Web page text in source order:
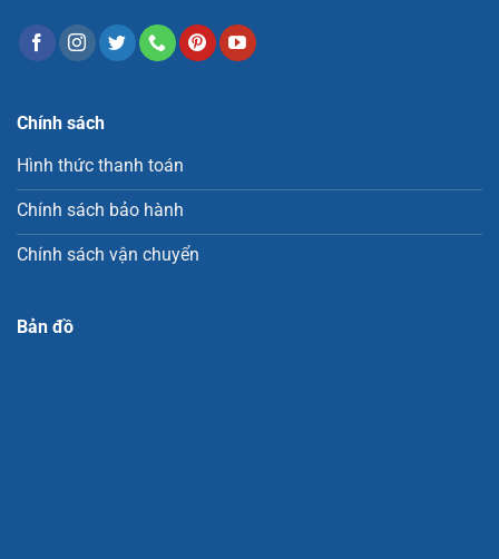
Chính sách
Hình thức thanh toán
Chính sách bảo hành
Chính sách vận chuyển
Bản đồ